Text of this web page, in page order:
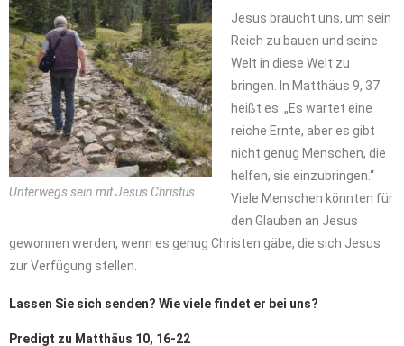
Unterwegs sein mit Jesus Christus
Jesus braucht uns, um sein
Reich zu bauen und seine
Welt in diese Welt zu
bringen. In Matthäus 9, 37
heißt es: „Es wartet eine
reiche Ernte, aber es gibt
nicht genug Menschen, die
helfen, sie einzubringen.“
Viele Menschen könnten für
den Glauben an Jesus
gewonnen werden, wenn es genug Christen gäbe, die sich Jesus
zur Verfügung stellen.
Lassen Sie sich senden? Wie viele findet er bei uns?
Predigt zu Matthäus 10, 16-22